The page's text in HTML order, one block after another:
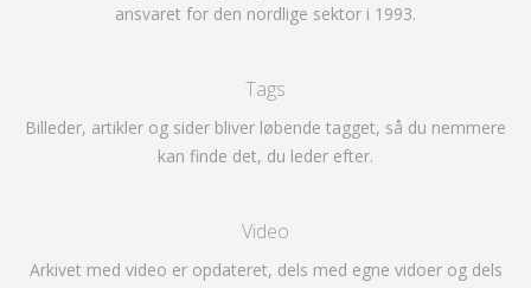
ansvaret for den nordlige sektor i 1993.
Tags
Billeder, artikler og sider bliver løbende tagget, så du nemmere
kan finde det, du leder efter.
Video
Arkivet med video er opdateret, dels med egne vidoer og dels